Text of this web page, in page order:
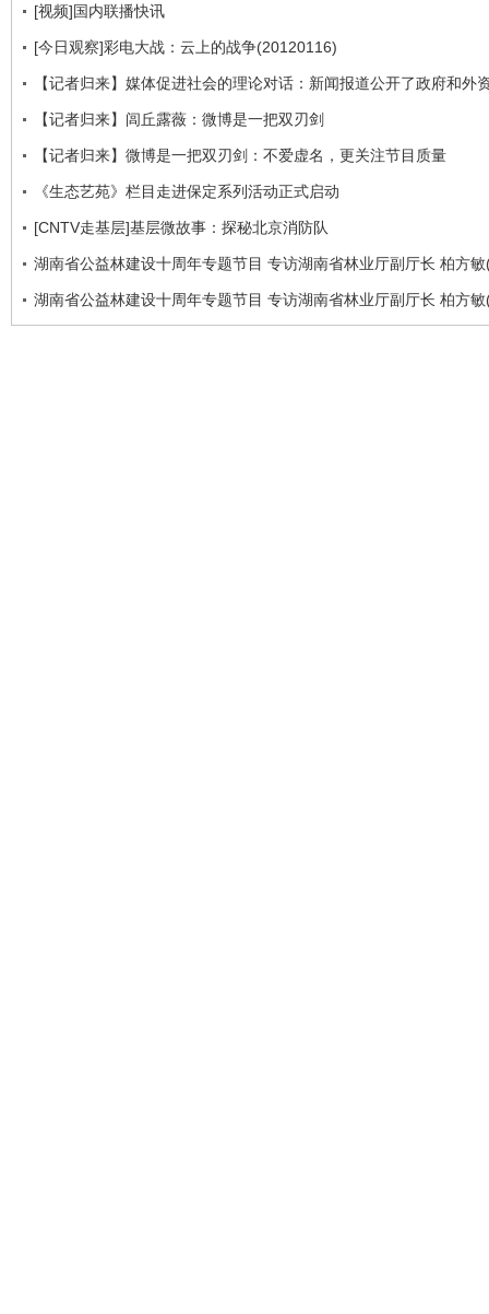
[视频]国内联播快讯
[今日观察]彩电大战：云上的战争(20120116)
【记者归来】媒体促进社会的理论对话：新闻报道公开了政府和外
【记者归来】闾丘露薇：微博是一把双刃剑
【记者归来】微博是一把双刃剑：不爱虚名，更关注节目质量
《生态艺苑》栏目走进保定系列活动正式启动
[CNTV走基层]基层微故事：探秘北京消防队
湖南省公益林建设十周年专题节目 专访湖南省林业厅副厅长 柏方
湖南省公益林建设十周年专题节目 专访湖南省林业厅副厅长 柏方